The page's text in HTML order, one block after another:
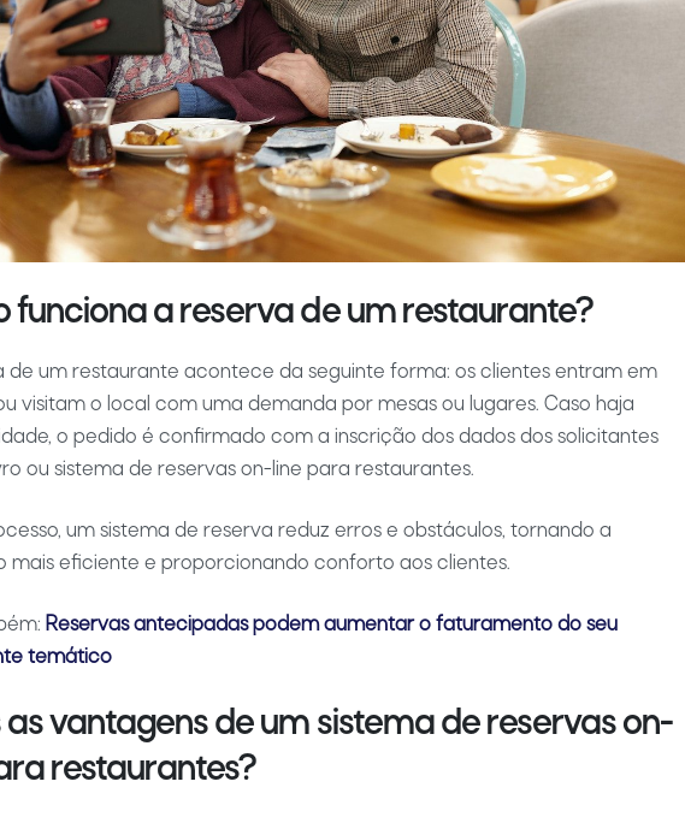
funciona a reserva de um restaurante?
de um restaurante acontece da seguinte forma: os clientes entram em
visitam o local com uma demanda por mesas ou lugares. Caso haja
o pedido é confirmado com a inscrição dos dados dos solicitantes
ou sistema de reservas on-line para restaurantes.
um sistema de reserva reduz erros e obstáculos, tornando a
mais eficiente e proporcionando conforto aos clientes.
Reservas antecipadas podem aumentar o faturamento do seu
temático
as vantagens de um sistema de reservas on-
restaurantes?